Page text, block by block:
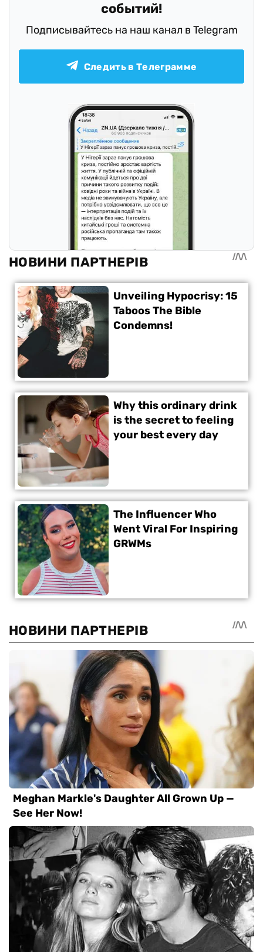
событий!
Подписывайтесь на наш канал в Telegram
Следить в Телеграмме